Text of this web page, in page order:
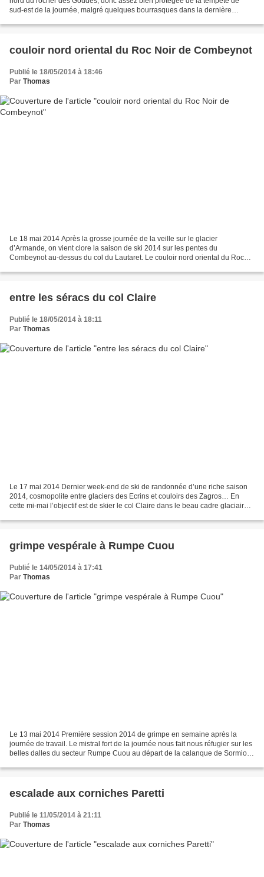
sud-est de la journée, malgré quelques bourrasques dans la dernière
couloir nord oriental du Roc Noir de Combeynot
Publié le 18/05/2014 à 18:46
Par Thomas
Le 18 mai 2014 Après la grosse journée de la veille sur le glacier
d’Armande, on vient clore la saison de ski 2014 sur les pentes du
Combeynot au-dessus du col du Lautaret. Le couloir nord oriental du Roc
entre les séracs du col Claire
Publié le 18/05/2014 à 18:11
Par Thomas
Le 17 mai 2014 Dernier week-end de ski de randonnée d’une riche saison
2014, cosmopolite entre glaciers des Ecrins et couloirs des Zagros… En
cette mi-mai l’objectif est de skier le col Claire dans le beau cadre glaciaire
grimpe vespérale à Rumpe Cuou
Publié le 14/05/2014 à 17:41
Par Thomas
Le 13 mai 2014 Première session 2014 de grimpe en semaine après la
journée de travail. Le mistral fort de la journée nous fait nous réfugier sur les
belles dalles du secteur Rumpe Cuou au départ de la calanque de Sormiou,
escalade aux corniches Paretti
Publié le 11/05/2014 à 21:11
Par Thomas